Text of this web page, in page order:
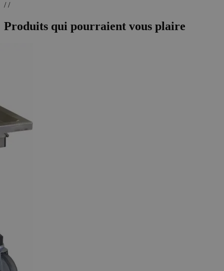
/ /
Produits qui pourraient vous plaire